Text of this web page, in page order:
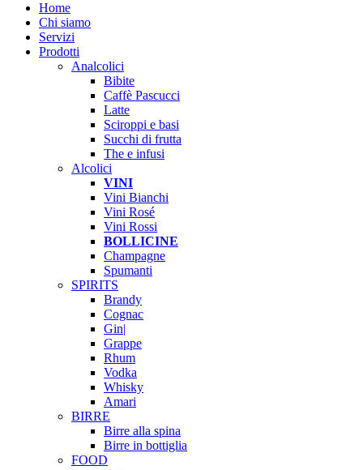
Home
Chi siamo
Servizi
Prodotti
Analcolici
Bibite
Caffè Pascucci
Latte
Sciroppi e basi
Succhi di frutta
The e infusi
Alcolici
VINI
Vini Bianchi
Vini Rosé
Vini Rossi
BOLLICINE
Champagne
Spumanti
SPIRITS
Brandy
Cognac
Gin|
Grappe
Rhum
Vodka
Whisky
Amari
BIRRE
Birre alla spina
Birre in bottiglia
FOOD